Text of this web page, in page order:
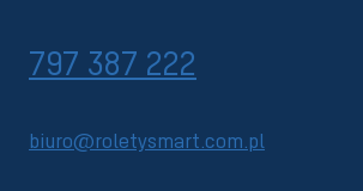
797 387 222
biuro@roletysmart.com.pl